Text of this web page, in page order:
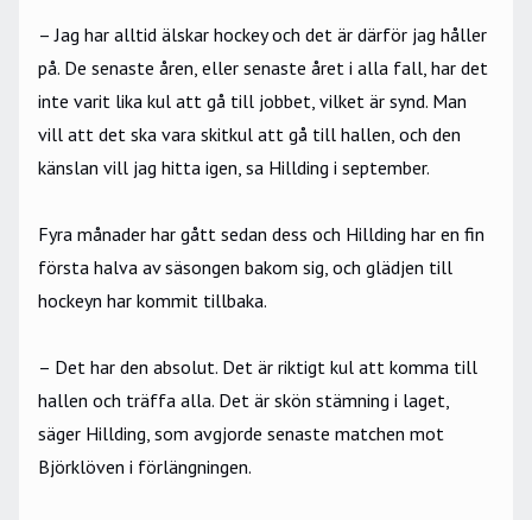
– Jag har alltid älskar hockey och det är därför jag håller
på. De senaste åren, eller senaste året i alla fall, har det
inte varit lika kul att gå till jobbet, vilket är synd. Man
vill att det ska vara skitkul att gå till hallen, och den
känslan vill jag hitta igen, sa Hillding i september.
Fyra månader har gått sedan dess och Hillding har en fin
första halva av säsongen bakom sig, och glädjen till
hockeyn har kommit tillbaka.
– Det har den absolut. Det är riktigt kul att komma till
hallen och träffa alla. Det är skön stämning i laget,
säger Hillding, som avgjorde senaste matchen mot
Björklöven i förlängningen.